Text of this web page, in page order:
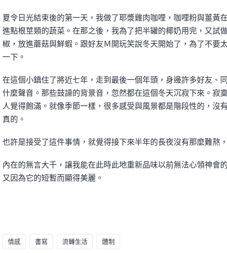
夏令日光結束後的第一天，我做了耶漿雞肉咖哩，咖哩粉與薑黃
進點根莖類的蔬菜。在那之後，我為了把半罐的椰奶用完，又試
椒，放進蘑菇與鮮蝦。跟好友Ｍ開玩笑說冬天開始了，為了不要
一下。
在這個小鎮住了將近七年，走到最後一個年頭，身邊許多好友、
什麼聲音。那些鼓譟的背景音，忽然都在這個冬天沉寂下來。寂
人覺得飽滿。就像季節一樣，很多感受與風景都是階段性的，沒
真的。
也許是接受了這件事情，就覺得接下來半年的長夜沒有那麼難熬
內在的無言大千，讓我能在此時此地重新品味以前無法心領神會
又因為它的短暫而顯得美麗。
Tags:
情感 書寫 流轉生活 體制